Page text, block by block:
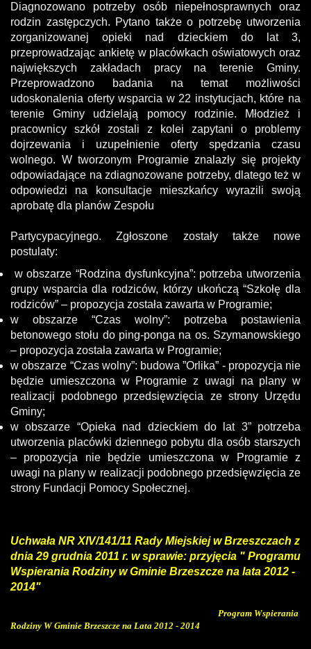
Diagnozowano potrzeby osób niepełnosprawnych oraz
rodzin zastępczych. Pytano także o potrzebę utworzenia
zorganizowanej opieki nad dzieckiem do lat 3,
przeprowadzając ankietę w placówkach oświatowych oraz
największych zakładach pracy na terenie Gminy.
Przeprowadzono badania na temat możliwości
udoskonalenia oferty wsparcia w 22 instytucjach, które na
terenie Gminy udzielają pomocy rodzinie. Młodzież i
pracownicy szkół zostali z kolei zapytani o problemy
dojrzewania i uzupełnienie oferty spędzania czasu
wolnego. W tworzonym Programie znalazły się projekty
odpowiadające na zdiagnozowane potrzeby, dlatego też w
odpowiedzi na konsultacje mieszkańcy wyrazili swoją
aprobatę dla planów Zespołu
Partycypacyjnego. Zgłoszone zostały także nowe
postulaty:
w obszarze “Rodzina dysfunkcyjna”: potrzeba utworzenia
grupy wsparcia dla rodziców, którzy ukończą “Szkołę dla
rodziców” – propozycja została zawarta w Programie;
w obszarze “Czas wolny”: potrzeba postawienia
betonowego stołu do ping-ponga na os. Szymanowskiego
– propozycja została zawarta w Programie;
w obszarze “Czas wolny”: budowa ”Orlika” - propozycja nie
będzie umieszczona w Programie z uwagi na plany w
realizacji podobnego przedsięwzięcia ze strony Urzędu
Gminy;
w obszarze “Opieka nad dzieckiem do lat 3” potrzeba
utworzenia placówki dziennego pobytu dla osób starszych
– propozycja nie będzie umieszczona w Programie z
uwagi na plany w realizacji podobnego przedsięwzięcia ze
strony Fundacji Pomocy Społecznej.
Uchwała NR XIV/141/11 Rady Miejskiej w Brzeszczach z
dnia 29 grudnia 2011 r. w sprawie: przyjęcia " Programu
Wspierania Rodziny w Gminie Brzeszcze na lata 2012 -
2014"
Program Wspierania
Rodziny W Gminie Brzeszcze na Lata 2012 - 2014